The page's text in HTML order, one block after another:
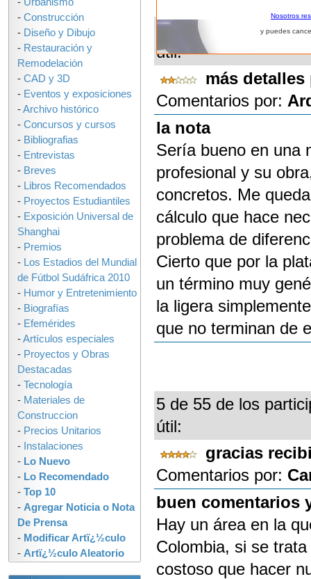
67 de 56 de los
útil:
más
Comentarios por:
la nota
Sería bueno en una
profesional y su
concretos. Me
cálculo que hace
problema de
Cierto que por la
un término muy
la ligera
que no terminan de
5 de 55 de los
útil:
gracias
Comentarios por:
buen comentarios
Hay un área en la
Colombia, si se
costoso que hacer
Nosotros
y puedes
- Construcción
- Diseño y Dibujo
- Restauración y
Remodelación
- CAD y 3D
- Eventos y exposiciones
-Archivo histórico
- Concursos y cursos
- Bibliografias
- Entrevistas
- Breves
- Libros Recomendados
- Proyectos Estudiantiles
- Exposición Universal de
Shanghai
- Premios
- Los Estadios del Mundial
de Fútbol Sudáfrica 2010
- Humor y Entretenimiento
- Biografías
- Efemérides
-Artículos especiales
- Proyectos y Obras
Destacadas
- Tecnología
- Materiales de
Construccion
- Precios Unitarios
- Instalaciones
- Lo Nuevo
- Lo Recomendado
- Top 10
- Agregar Noticia o Nota
De Prensa
- Modificar Artï¿½culo
- Artï¿½culo Aleatorio